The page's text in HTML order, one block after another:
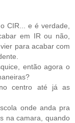
CIR... e é verdade,
em IR ou não,
para acabar com
então agora o
centro até já as
onde anda pra
na camara, quando